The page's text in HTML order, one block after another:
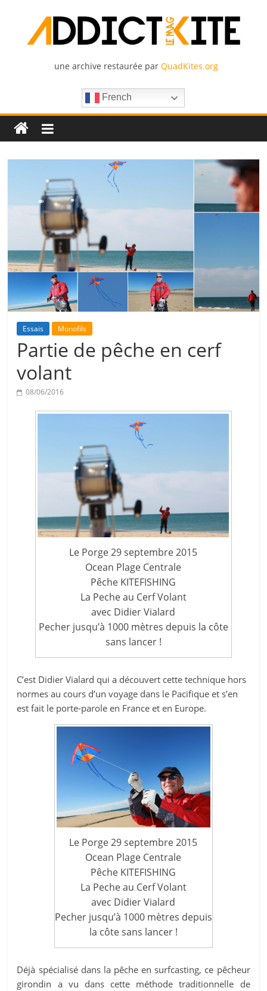
content
une archive restaurée parQuadKites.org
Addict
Kite
Le
Mag
passion
Cerf-
Volant
French
Essais Monofils
Partie de pêche en cerf
volant
08/06/2016
Le Porge 29 septembre 2015
Ocean Plage Centrale
Pêche KITEFISHING
La Peche au Cerf Volant
avec Didier Vialard
Pecher jusqu’à 1000 mètres depuis la côte
sans lancer !
C’est Didier Vialard qui a découvert cette technique hors
normes au cours d’un voyage dans le Pacifique et s’en
est fait le porte-parole en France et en Europe.
Le Porge 29 septembre 2015
Ocean Plage Centrale
Pêche KITEFISHING
La Peche au Cerf Volant
avec Didier Vialard
Pecher jusqu’à 1000 mètres depuis
la côte sans lancer !
Déjà spécialisé dans la pêche en surfcasting, ce pêcheur
girondin a vu dans cette méthode traditionnelle de